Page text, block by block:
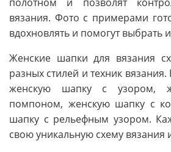
вязания. Фото с примерами
вдохновлять и помогут выбрать
Женские шапки для вязания
разных стилей и техник
женскую шапку с узором,
помпоном, женскую шапку с
шапку с рельефным узором.
свою уникальную схему вязания